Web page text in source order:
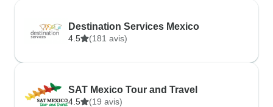
Destination Services Mexico
4.5 (181 avis)
SAT Mexico Tour and Travel
4.5 (19 avis)